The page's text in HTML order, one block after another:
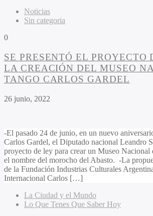
Noticias
Sin categoria
0
SE PRESENTÓ EL PROYECTO
LA CREACIÓN DEL MUSEO
TANGO CARLOS GARDEL
26 junio, 2022
-El pasado 24 de junio, en un nuevo
Carlos Gardel, el Diputado nacional Leandro
proyecto de ley para crear un Museo Nacional
el nombre del morocho del Abasto. -La
de la Fundación Industrias Culturales
Internacional Carlos […]
La Ciudad y el Mundo
Lo Que Tenes Que Saber Hoy